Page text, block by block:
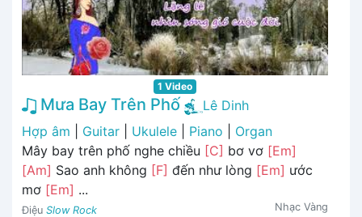
1 Video
Mưa Bay Trên Phố
Lê Dinh
Hợp âm
Guitar Ukulele Piano
Organ
Mây bay trên phố nghe chiều [C] bơ vơ [Em]
[Am] Sao anh không [F] đến như lòng [Em] ước
mơ [Em] ...
Điệu Slow Rock Nhạc Vàng